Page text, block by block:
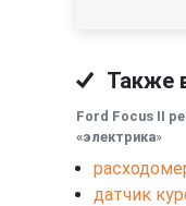
Также
Ford Focus II
«электрика»
датчик